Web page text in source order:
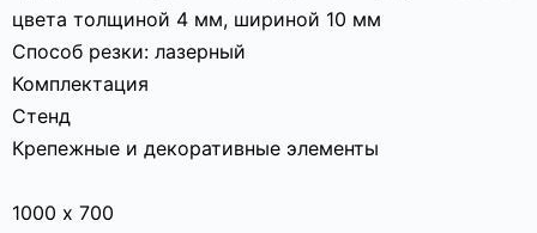
цвета толщиной 4 мм, шириной 10 мм
Способ резки: лазерный
Комплектация
Стенд
Крепежные и декоративные элементы
1000 х 700